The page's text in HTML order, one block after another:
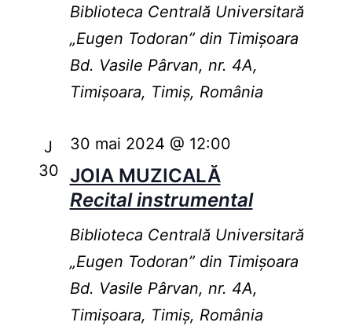
Biblioteca Centrală Universitară
„Eugen Todoran” din Timişoara
Bd. Vasile Pârvan, nr. 4A,
Timișoara, Timiș, România
J
30
JOIA MUZICALĂ
Recital instrumental
30 mai 2024 @ 12:00
Biblioteca Centrală Universitară
„Eugen Todoran” din Timişoara
Bd. Vasile Pârvan, nr. 4A,
Timișoara, Timiș, România